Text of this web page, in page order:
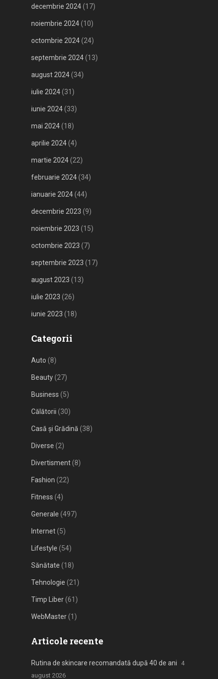
decembrie 2024(17)
noiembrie 2024(10)
octombrie 2024(24)
septembrie 2024(13)
august 2024(34)
iulie 2024(31)
iunie 2024(33)
mai 2024(18)
aprilie 2024(4)
martie 2024(22)
februarie 2024(34)
ianuarie 2024(44)
decembrie 2023 (9)
noiembrie 2023 (15)
octombrie 2023 (7)
septembrie 2023 (17)
august 2023 (13)
iulie 2023 (26)
iunie 2023 (18)
Categorii
Auto (8)
Beauty(27)
Business (5)
Călătorii (30)
Casă și Grădină (38)
Diverse (2)
Divertisment(8)
Fashion (22)
Fitness (4)
Generale (497)
Internet(5)
Lifestyle (54)
Sănătate (18)
Tehnologie (21)
Timp Liber(61)
WebMaster(1)
Articole recente
Rutina de skincare recomandată după 40 de ani
4
august 2026